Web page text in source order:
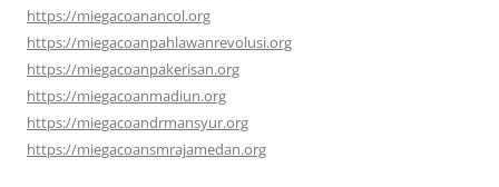
https://miegacoanancol.org
https://miegacoanpahlawanrevolusi.org
https://miegacoanpakerisan.org
https://miegacoanmadiun.org
https://miegacoandrmansyur.org
https://miegacoansmrajamedan.org